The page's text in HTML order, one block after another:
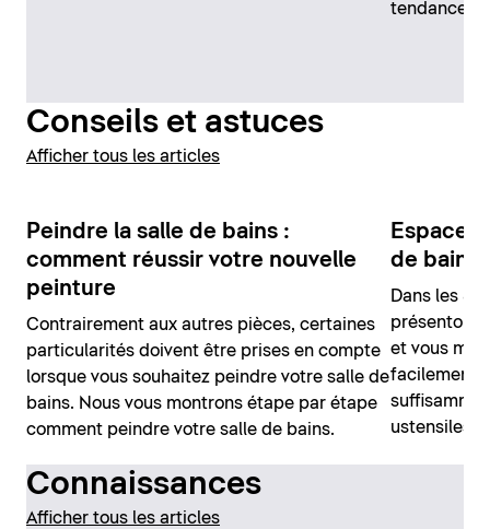
tendance.
Conseils et astuces
Afficher tous les articles
Peindre la salle de bains :
comment réussir votre nouvelle
peinture
Contrairement aux autres pièces, certaines
particularités doivent être prises en compte
lorsque vous souhaitez peindre votre salle de
bains. Nous vous montrons étape par étape
comment peindre votre salle de bains.
Espace
de bains
Dans les 8
présentons
et vous
facilement
ustensiles.
Connaissances
Afficher tous les articles